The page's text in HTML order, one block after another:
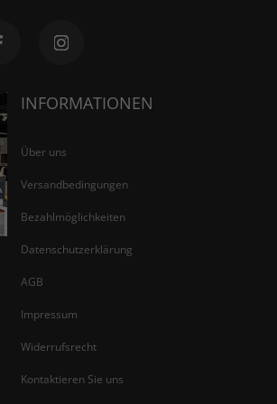
INFORMATIONEN
Über uns
Versandbedingungen
Bezahlmöglichkeiten
Datenschutzerklärung
AGB
Impressum
Widerrufsrecht
Kontaktieren Sie uns